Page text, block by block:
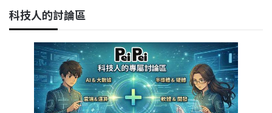
科技人的討論區